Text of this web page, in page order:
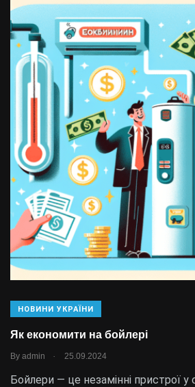
НОВИНИ УКРАЇНИ
Як економити на бойлері
By admin . 25.09.2024
Бойлери — це незамінні пристрої у